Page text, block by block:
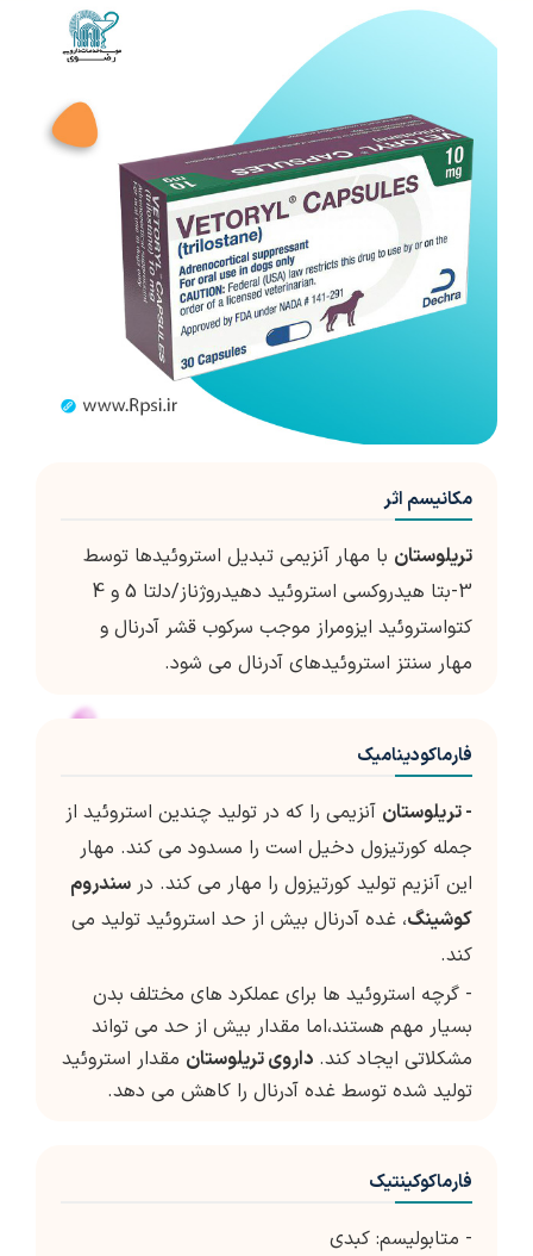
مکانیسم اثر
تریلوستان با مهار آنزیمی تبدیل استروئیدها توسط
3-بتا هیدروکسی استروئید دهیدروژناز/دلتا 5 و 4
کتواستروئید ایزومراز موجب سرکوب قشر آدرنال و
مهار سنتز استروئیدهای آدرنال می شود.
فارماکودینامیک
- تريلوستان آنزيمي را که در توليد چندين استروئيد از
جمله کورتيزول دخيل است را مسدود مي کند. مهار
این آنزیم تولید کورتیزول را مهار می کند. در سندروم
کوشینگ، غده آدرنال بیش از حد استروئید تولید می
کند.
- گرچه استروئید ها برای عملکرد های مختلف بدن
بسیار مهم هستند،اما مقدار بیش از حد می تواند
مشکلاتی ایجاد کند. داروی تریلوستان مقدار استروئید
تولید شده توسط غده آدرنال را کاهش می دهد.
فارماکوکینتیک
- متابولیسم: کبدی